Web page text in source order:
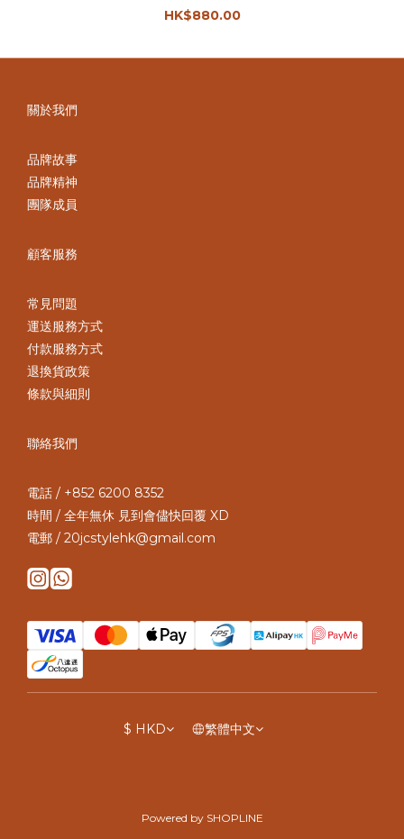
HK$880.00
關於我們
品牌故事
品牌精神
團隊成員
顧客服務
常見問題
運送服務方式
付款服務方式
退換貨政策
條款與細則
聯絡我們
電話 / +852 6200 8352
時間 / 全年無休 見到會儘快回覆 XD
電郵 / 20jcstylehk@gmail.com
$ HKD 繁體中文
Powered by SHOPLINE